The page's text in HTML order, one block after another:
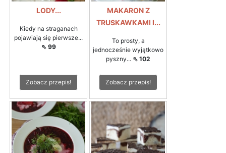
LODY...
Kiedy na straganach
pojawiają się pierwsze...
⇖ 99
Zobacz przepis!
MAKARON Z
TRUSKAWKAMI I...
To prosty, a
jednocześnie wyjątkowo
pyszny... ⇖ 102
Zobacz przepis!